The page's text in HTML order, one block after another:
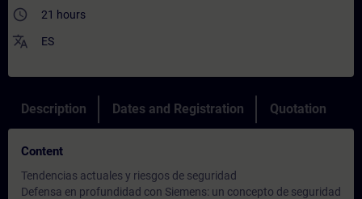
access_time 21 hours
translate ES
Description Dates and Registration Quotation
Content
Tendencias actuales y riesgos de seguridad
Defensa en profundidad con Siemens: un concepto de seguridad